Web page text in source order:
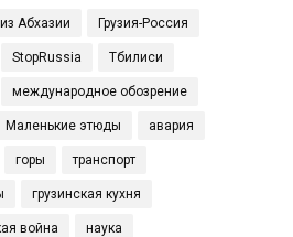
Абхазии Грузия-Россия
StopRussia Тбилиси
международное обозрение
Маленькие этюды авария
горы транспорт
грузинская кухня
война наука